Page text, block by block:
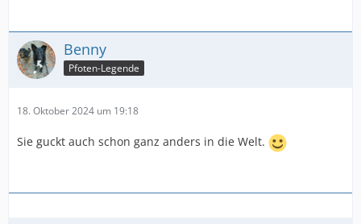
Benny
Pfoten-Legende
18. Oktober 2024 um 19:18
Sie guckt auch schon ganz anders in die Welt.